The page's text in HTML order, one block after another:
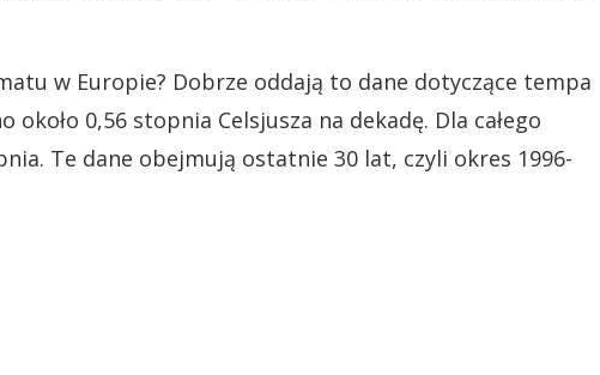
w Europie? Dobrze oddają to dane dotyczące tempa
0,56 stopnia Celsjusza na dekadę. Dla całego
Te dane obejmują ostatnie 30 lat, czyli okres 1996-